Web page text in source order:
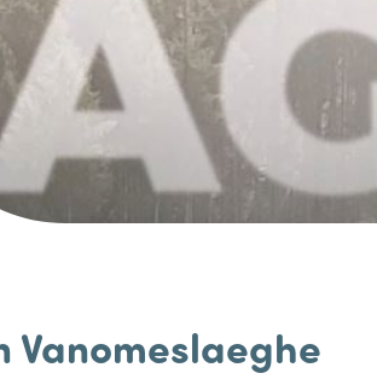
Vanomeslaeghe